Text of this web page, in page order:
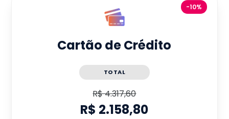
-10%
Cartão de Crédito
TOTAL
R$ 4.317,60
R$ 2.158,80